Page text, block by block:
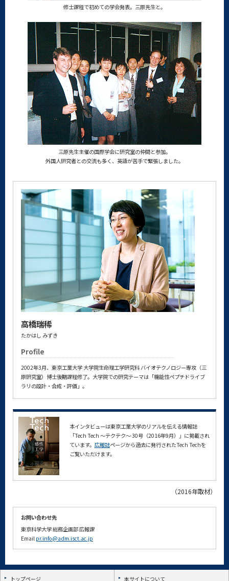
修士課程で初めての学会発表。三原先生と。
三原先生主催の国際学会に研究室の仲間と参加。
外国人研究者との交流も多く、英語が苦手で緊張しました。
高橋瑞稀
たかはし みずき
Profile
2002年3月、東京工業大学 大学院生命理工学研究科 バイオテクノロジー専攻（三
原研究室）博士後期課程修了。大学院での研究テーマは「機能性ペプチドライブ
ラリの設計・合成・評価」。
本インタビューは東京工業大学のリアルを伝える情報誌
「Tech Tech ～テクテク～ 30号（2016年9月）」に掲載され
ています。 広報誌ページから過去に発行されたTech Techを
ご覧いただけます。
（2016年取材）
お問い合わせ先
東京科学大学総務企画部広報課
Email pr.info@adm.isct.ac.jp
トップページ 本サイトについて